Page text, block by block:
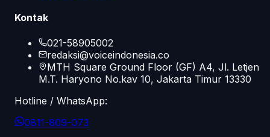
Kontak
021-58905002
redaksi@voiceindonesia.co
MTH Square Ground Floor (GF) A4, Jl. Letjen
M.T. Haryono No.kav 10, Jakarta Timur 13330
Hotline / WhatsApp:
0811-809-073